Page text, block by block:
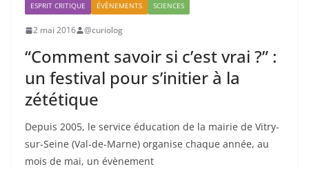
ESPRIT CRITIQUE ÉVÈNEMENTS SCIENCES
2 mai 2016 @curiolog
“Comment savoir si c’est vrai ?” :
un festival pour s’initier à la
zététique
Depuis 2005, le service éducation de la mairie de Vitry-
sur-Seine (Val-de-Marne) organise chaque année, au
mois de mai, un évènement